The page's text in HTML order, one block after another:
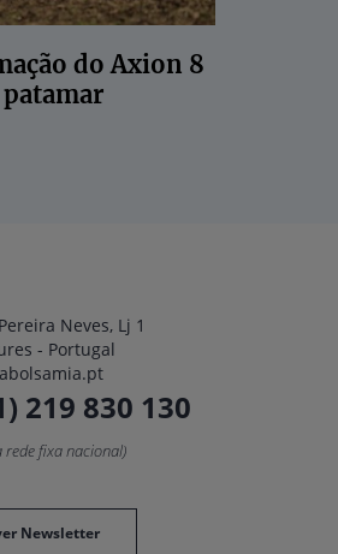
do Axion 8
Neves, Lj 1
- Portugal
219 830 130
rede fixa nacional)
Newsletter